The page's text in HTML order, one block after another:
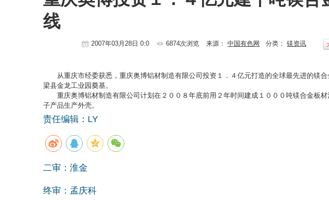
线
2007年03月28日 0:0 6874次浏览 来源： 中国有色网 分类： 镁资讯
从重庆市经委获悉，重庆奥博铝材制造有限公司投资１．４亿元打造的全球最先进的镁合
梁县金龙工业园奠基。
重庆奥博铝材制造有限公司计划在２００８年底前用２年时间建成１０００吨镁合金板材
子产品生产外壳。
责任编辑：LY
二审：淮金
终审：孟庆科